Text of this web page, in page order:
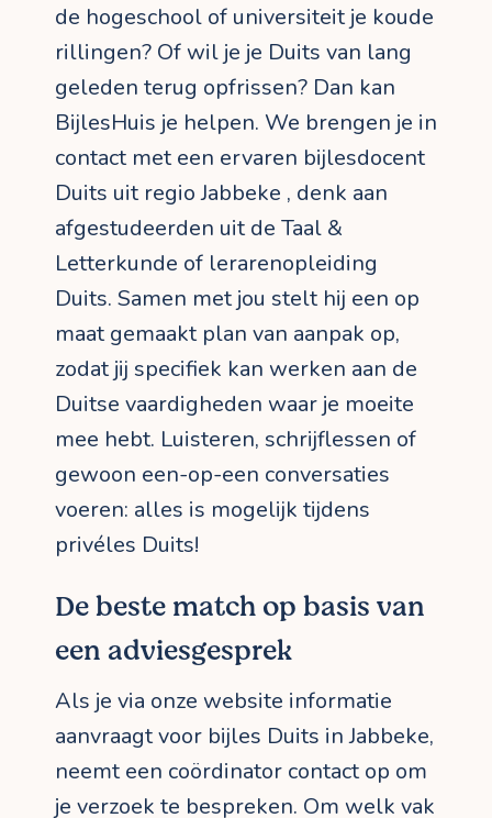
de hogeschool of universiteit je koude
rillingen? Of wil je je Duits van lang
geleden terug opfrissen? Dan kan
BijlesHuis je helpen. We brengen je in
contact met een ervaren bijlesdocent
Duits uit regio Jabbeke , denk aan
afgestudeerden uit de Taal &
Letterkunde of lerarenopleiding
Duits. Samen met jou stelt hij een op
maat gemaakt plan van aanpak op,
zodat jij specifiek kan werken aan de
Duitse vaardigheden waar je moeite
mee hebt. Luisteren, schrijflessen of
gewoon een-op-een conversaties
voeren: alles is mogelijk tijdens
privéles Duits!
De beste match op basis van
een adviesgesprek
Als je via onze website informatie
aanvraagt voor bijles Duits in Jabbeke,
neemt een coördinator contact op om
je verzoek te bespreken. Om welk vak